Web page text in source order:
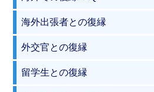
海外出張者との復縁
外交官との復縁
留学生との復縁